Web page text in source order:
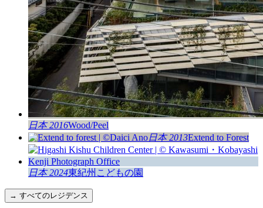
日本 2016Wood/Peel
日本 2013Extend to Forest
日本 2024東紀州こどもの園
→ すべてのレジデンス